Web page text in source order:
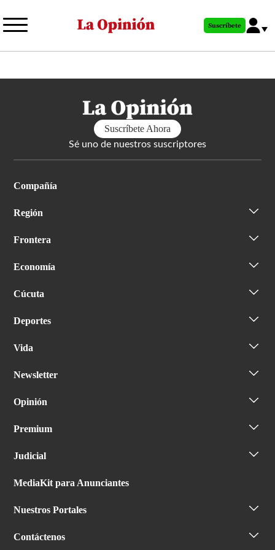
al
principal
Suscríbete
Suscríbete Ahora
Sé uno de nuestros suscriptores
Compañía
Región
Frontera
Economía
Cúcuta
Deportes
Vida
Newsletter
Opinión
Premium
Judicial
MediaKit para Anunciantes
Nuestros Portales
Contáctenos